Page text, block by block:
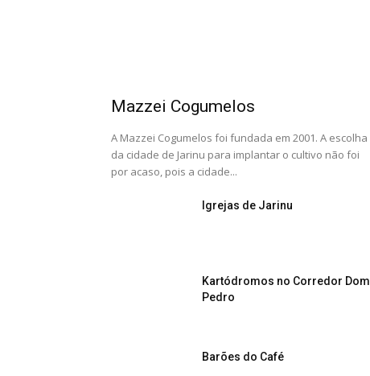
Mazzei Cogumelos
A Mazzei Cogumelos foi fundada em 2001. A escolha
da cidade de Jarinu para implantar o cultivo não foi
por acaso, pois a cidade...
Igrejas de Jarinu
Kartódromos no Corredor Dom
Pedro
Barões do Café